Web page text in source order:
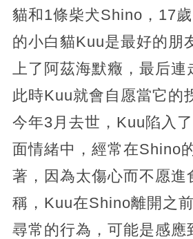
貓和1條柴犬Shino，17
的小白貓Kuu是最好的朋
上了阿茲海默癥，最后連
此時Kuu就會自愿當它的
今年3月去世，Kuu陷入
面情緒中，經常在Shino
著，因為太傷心而不愿進
稱，Kuu在Shino離開之
尋常的行為，可能是感應